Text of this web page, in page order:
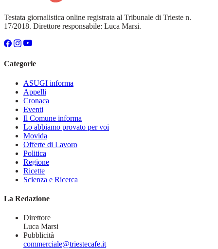
Testata giornalistica online registrata al Tribunale di Trieste n.
17/2018. Direttore responsabile: Luca Marsi.
Categorie
ASUGI informa
Appelli
Cronaca
Eventi
Il Comune informa
Lo abbiamo provato per voi
Movida
Offerte di Lavoro
Politica
Regione
Ricette
Scienza e Ricerca
La Redazione
Direttore
Luca Marsi
Pubblicità
commerciale@triestecafe.it